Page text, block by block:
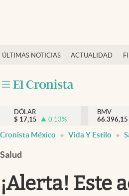
ÚLTIMAS NOTICIAS ACTUALIDAD
Actualidad
Internacionales
Opinión
Brand Strategy
Vida y estilo
DÓLAR
$ 17,15 0.13%
BMV
66.396,15
Cronista México Vida Y Estilo
Salud
¡Alerta! Este